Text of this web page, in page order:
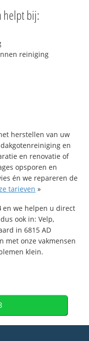
helpt bij:
reiniging
herstellen van uw
en
en renovatie of
opsporen en
én we repareren de
tarieven »
en we helpen u direct
ook in: Velp,
in 6815 AD
met onze vakmensen
klein.